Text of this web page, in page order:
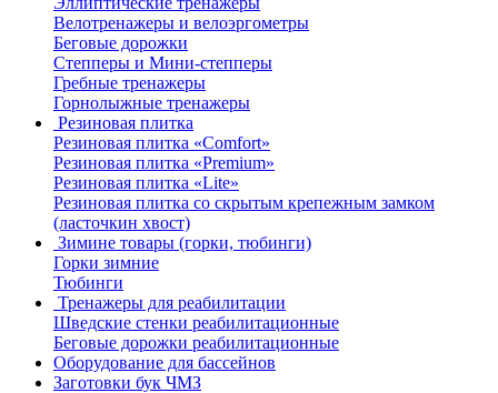
Велотренажеры и велоэргометры
Беговые дорожки
Степперы и Мини-степперы
Гребные тренажеры
Горнолыжные тренажеры
Резиновая плитка
Резиновая плитка «Comfort»
Резиновая плитка «Premium»
Резиновая плитка «Lite»
Резиновая плитка со скрытым крепежным замком
(ласточкин хвост)
Зимине товары (горки, тюбинги)
Горки зимние
Тюбинги
Тренажеры для реабилитации
Шведские стенки реабилитационные
Беговые дорожки реабилитационные
Оборудование для бассейнов
Заготовки бук ЧМЗ